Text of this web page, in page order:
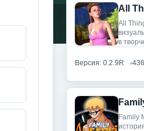
All
All
в
Версия: 0.2.9R
Family